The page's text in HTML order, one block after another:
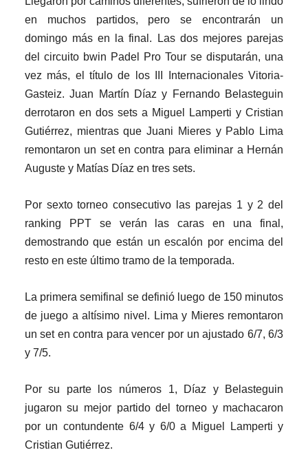
en muchos partidos, pero se encontrarán un
domingo más en la final. Las dos mejores parejas
del circuito bwin Padel Pro Tour se disputarán, una
vez más, el título de los III Internacionales Vitoria-
Gasteiz. Juan Martín Díaz y Fernando Belasteguin
derrotaron en dos sets a Miguel Lamperti y Cristian
Gutiérrez, mientras que Juani Mieres y Pablo Lima
remontaron un set en contra para eliminar a Hernán
Auguste y Matías Díaz en tres sets.
Por sexto torneo consecutivo las parejas 1 y 2 del
ranking PPT se verán las caras en una final,
demostrando que están un escalón por encima del
resto en este último tramo de la temporada.
La primera semifinal se definió luego de 150 minutos
de juego a altísimo nivel. Lima y Mieres remontaron
un set en contra para vencer por un ajustado 6/7, 6/3
y 7/5.
Por su parte los números 1, Díaz y Belasteguin
jugaron su mejor partido del torneo y machacaron
por un contundente 6/4 y 6/0 a Miguel Lamperti y
Cristian Gutiérrez.